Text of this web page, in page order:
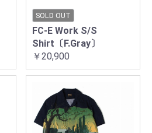
SOLD OUT
FC-E Work S/S
Shirt〔F.Gray〕
￥20,900